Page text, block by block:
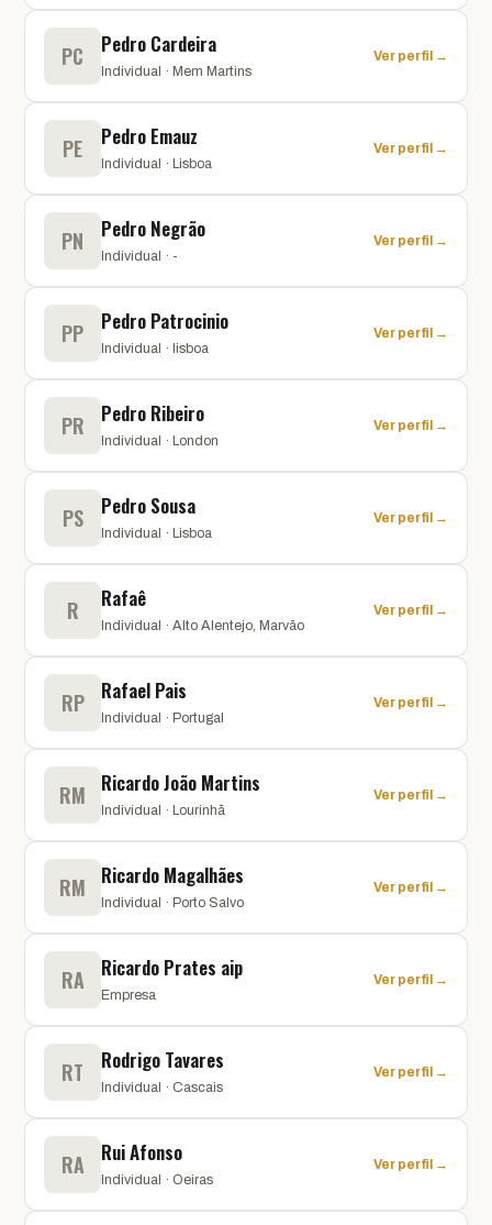
PC Pedro Cardeira
Individual · Mem Martins
Ver perfil →
PE Pedro Emauz
Individual · Lisboa
Ver perfil →
PN Pedro Negrão
Individual · -
Ver perfil →
PP Pedro Patrocinio
Individual · lisboa
Ver perfil →
PR Pedro Ribeiro
Individual · London
Ver perfil →
PS Pedro Sousa
Individual · Lisboa
Ver perfil →
R Rafaê
Individual · Alto Alentejo, Marvão
Ver perfil →
RP Rafael Pais
Individual · Portugal
Ver perfil →
RM Ricardo João Martins
Individual · Lourinhã
Ver perfil →
RM Ricardo Magalhães
Individual · Porto Salvo
Ver perfil →
RA Ricardo Prates aip
Empresa
Ver perfil →
RT Rodrigo Tavares
Individual · Cascais
Ver perfil →
RA Rui Afonso
Individual · Oeiras
Ver perfil →